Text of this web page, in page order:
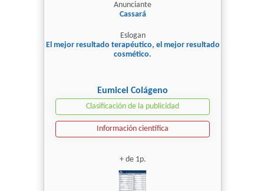
Anunciante
Cassará
Eslogan
El mejor resultado terapéutico, el mejor resultado
cosmético.
Eumicel Colágeno
Clasificación de la publicidad
Información científica
+ de 1p.